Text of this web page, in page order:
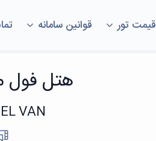
قیمت تور قوانین سامانه
هتل فول
VAN